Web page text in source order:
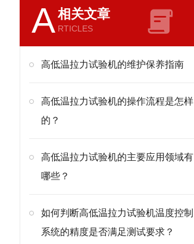
A相关文章
RTICLES
高低温拉力试验机的维护保养指南
高低温拉力试验机的操作流程是怎样
的？
高低温拉力试验机的主要应用领域有
哪些？
如何判断高低温拉力试验机温度控制
系统的精度是否满足测试要求？